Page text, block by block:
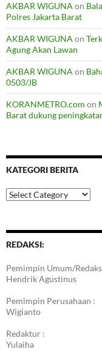
AKBAR WIGUNAon
Polres Jakarta Barat
AKBAR WIGUNAon
Agung Akan Lawan
AKBAR WIGUNAon
0503/JB
KORANMETRO.com on
Barat dukung
KATEGORI BERITA
Kategori
Berita
REDAKSI:
Pemimpin Umum/
Hendrik Agustinus
Pemimpin Perusahaan :
Wigianto
Redaktur :
Yulaiha